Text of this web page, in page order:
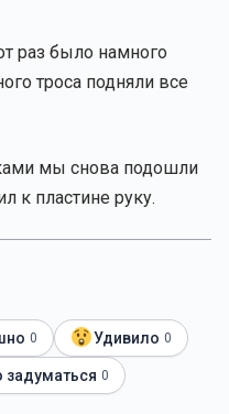
раз было намного
троса подняли все
мы снова подошли
к пластине руку.
0 Удивило 0
задуматься 0